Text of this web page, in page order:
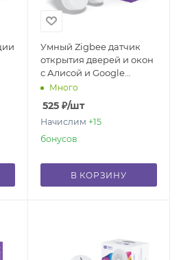
Умный Zigbee датчик
открытия дверей и окон
с Алисой и Google
Assistant
Много
525₽/шт
Начислим +15
бонусов
В КОРЗИНУ